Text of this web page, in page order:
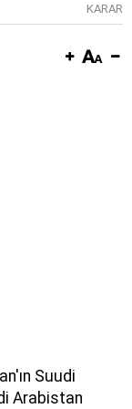
KARAR
Suudi
Arabistan